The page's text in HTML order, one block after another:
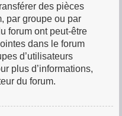
des pièces
par groupe ou par
forum ont peut-être
dans le forum
d’utilisateurs
plus d’informations,
du forum.